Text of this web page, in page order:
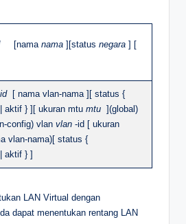
[namanama ][status negara ] [
[ nama vlan-nama ][ status {
aktif } ][ ukuran mtu mtu ](global)
config) vlan vlan -id [ ukuran
vlan-nama)[ status {
aktif } ]
LAN Virtual dengan
dapat menentukan rentang LAN